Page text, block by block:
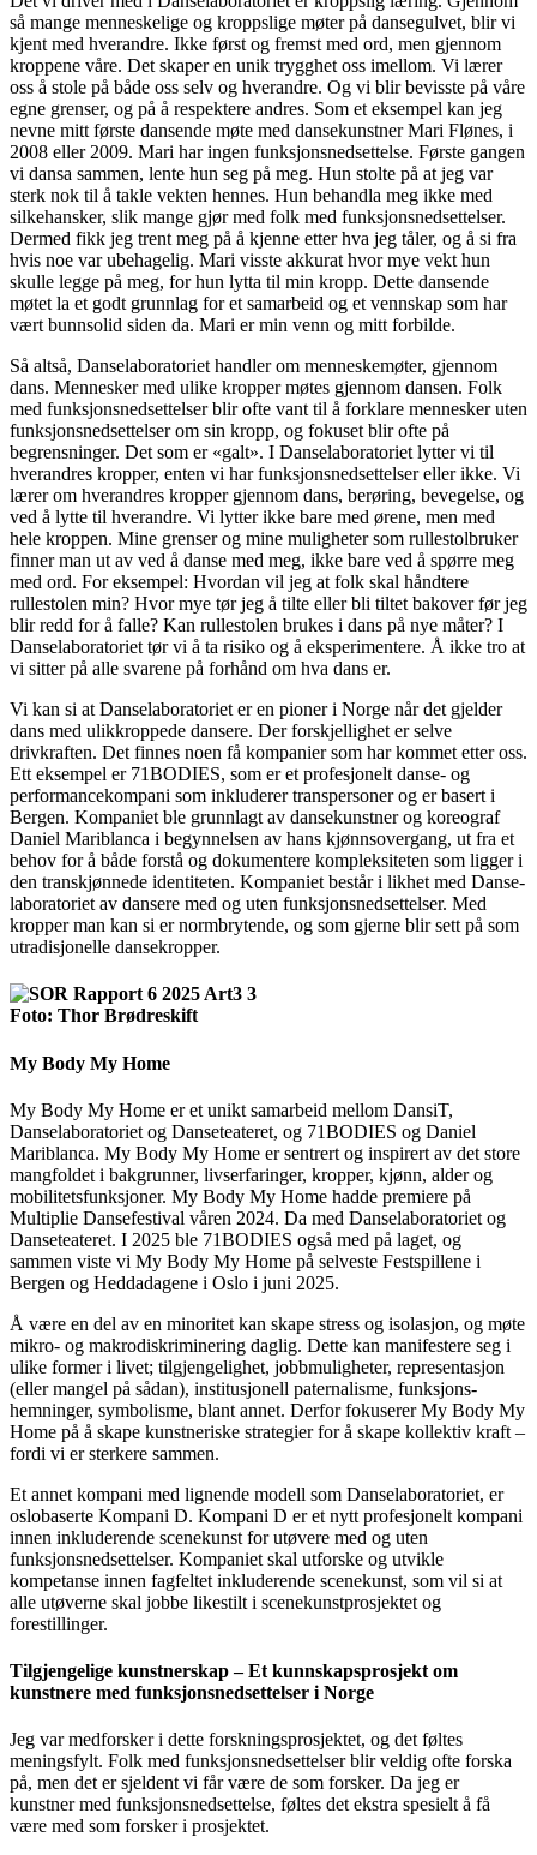
så mange menneskelige og kroppslige møter på dansegulvet, blir vi
kjent med hverandre. Ikke først og fremst med ord, men gjennom
kroppene våre. Det skaper en unik trygghet oss imellom. Vi lærer
oss å stole på både oss selv og hverandre. Og vi blir bevisste på våre
egne grenser, og på å respektere andres. Som et eksempel kan jeg
nevne mitt første dansende møte med dansekunstner Mari Flønes, i
2008 eller 2009. Mari har ingen funksjons­nedsettelse. Første gangen
vi dansa sammen, lente hun seg på meg. Hun stolte på at jeg var
sterk nok til å takle vekten hennes. Hun behandla meg ikke med
silkehansker, slik mange gjør med folk med funksjonsnedsettelser.
Dermed fikk jeg trent meg på å kjenne etter hva jeg tåler, og å si fra
hvis noe var ubehagelig. Mari visste akkurat hvor mye vekt hun
skulle legge på meg, for hun lytta til min kropp. Dette dansende
møtet la et godt grunnlag for et samarbeid og et vennskap som har
vært bunnsolid siden da. Mari er min venn og mitt forbilde.
Så altså, Danselaboratoriet handler om menneskemøter, gjennom
dans. Mennesker med ulike kropper møtes gjennom dansen. Folk
med funksjons­nedsettelser blir ofte vant til å forklare mennesker uten
funksjonsnedsettelser om sin kropp, og fokuset blir ofte på
begrensninger. Det som er «galt». I Danselaboratoriet lytter vi til
hverandres kropper, enten vi har funksjonsnedsettelser eller ikke. Vi
lærer om hverandres kropper gjennom dans, berøring, bevegelse, og
ved å lytte til hverandre. Vi lytter ikke bare med ørene, men med
hele kroppen. Mine grenser og mine muligheter som rulle­stolbruker
finner man ut av ved å danse med meg, ikke bare ved å spørre meg
med ord. For eksempel: Hvordan vil jeg at folk skal håndtere
rullestolen min? Hvor mye tør jeg å tilte eller bli tiltet bakover før jeg
blir redd for å falle? Kan rullestolen brukes i dans på nye måter? I
Danselaboratoriet tør vi å ta risiko og å eksperimentere. Å ikke tro at
vi sitter på alle svarene på forhånd om hva dans er.
Vi kan si at Danselaboratoriet er en pioner i Norge når det gjelder
dans med ulikkroppede dansere. Der forskjellighet er selve
drivkraften. Det finnes noen få kompanier som har kommet etter oss.
Ett eksempel er 71BODIES, som er et profesjonelt danse- og
performance­kompani som inkluderer transpersoner og er basert i
Bergen. Kompaniet ble grunnlagt av dansekunstner og koreograf
Daniel Mariblanca i begynnelsen av hans kjønnsovergang, ut fra et
behov for å både forstå og dokumentere kompleksiteten som ligger i
den transkjønnede identiteten. Kompaniet består i likhet med Danse­
laboratoriet av dansere med og uten funksjons­nedsettelser. Med
kropper man kan si er normbrytende, og som gjerne blir sett på som
utradisjonelle dansekropper.
Foto: Thor Brødreskift
My Body My Home
My Body My Home er et unikt samarbeid mellom DansiT,
Danselaboratoriet og Danseteateret, og 71BODIES og Daniel
Mariblanca. My Body My Home er sentrert og inspirert av det store
mang­foldet i bakgrunner, livserfaringer, kropper, kjønn, alder og
mobilitets­funksjoner. My Body My Home hadde premiere på
Multiplie Dansefestival våren 2024. Da med Danselaboratoriet og
Danseteateret. I 2025 ble 71BODIES også med på laget, og
sammen viste vi My Body My Home på selveste Festspillene i
Bergen og Hedda­dagene i Oslo i juni 2025.
Å være en del av en minoritet kan skape stress og isolasjon, og møte
mikro- og makrodiskriminering daglig. Dette kan manifestere seg i
ulike former i livet; tilgjengelighet, jobbmuligheter, representasjon
(eller mangel på sådan), institusjonell paternalisme, funksjons­
hemninger, symbolisme, blant annet. Derfor fokuserer My Body My
Home på å skape kunstneriske strategier for å skape kollektiv kraft –
fordi vi er sterkere sammen.
Et annet kompani med lignende modell som Danselaboratoriet, er
oslobaserte Kompani D. Kompani D er et nytt profesjonelt kompani
innen inkluderende scenekunst for utøvere med og uten
funksjonsnedsettelser. Kompaniet skal utforske og utvikle
kompetanse innen fagfeltet inkluderende scenekunst, som vil si at
alle utøverne skal jobbe likestilt i scenekunstprosjektet og
forestillinger.
Tilgjengelige kunstnerskap – Et kunnskaps­prosjekt om
kunstnere med funksjonsnedsettelser i Norge
Jeg var medforsker i dette forsknings­prosjektet, og det føltes
meningsfylt. Folk med funksjonsnedsettelser blir veldig ofte forska
på, men det er sjeldent vi får være de som forsker. Da jeg er
kunstner med funksjons­nedsettelse, føltes det ekstra spesielt å få
være med som forsker i prosjektet.